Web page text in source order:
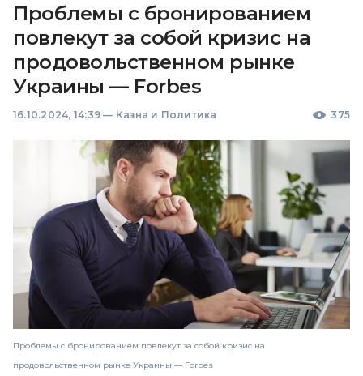
Проблемы с бронированием
повлекут за собой кризис на
продовольственном рынке
Украины — Forbes
16.10.2024, 14:39 — Казна и Политика 375
Проблемы с бронированием повлекут за собой кризис на
продовольственном рынке Украины — Forbes